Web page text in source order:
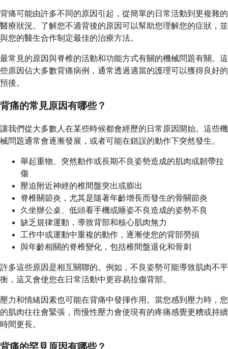
背痛可能由許多不同的原因引起，從簡單的日常活動到更複雜的
醫療狀況。了解您不適背後的原因可以幫助您理解您的症狀，並
與您的醫生合作制定最佳的治療方法。
最常見的原因與脊椎的活動和功能方式有關的機械問題有關。這
些原因佔大多數背痛病例，通常透過適當的護理可以獲得良好的
預後。
背痛的常見原因有哪些？
讓我們從大多數人在某些時候都會經歷的日常原因開始。這些機
械問題通常會逐漸發展，或者可能在錯誤的動作下突然發生。
舉起重物、突然動作或長期不良姿勢造成的肌肉或韌帶拉
傷
壓迫附近神經的椎間盤突出或膨出
脊椎關節炎，尤其是隨著年齡增長而發生的骨關節炎
久坐辦公桌、低頭看手機或睡姿不良造成的姿勢不良
缺乏規律運動，導致背部和核心肌肉無力
工作中或運動中重複的動作，逐漸使您的背部勞損
與年齡相關的脊椎變化，包括椎間盤退化和骨刺
許多這些原因是相互關聯的。例如，不良姿勢可能導致肌肉不平
衡，這又會使您在日常活動中更容易拉傷背部。
壓力和情緒因素也可能在背痛中發揮作用。當您感到壓力時，您
的肌肉往往會緊張，而慢性壓力會使現有的疼痛感覺更糟或持續
時間更長。